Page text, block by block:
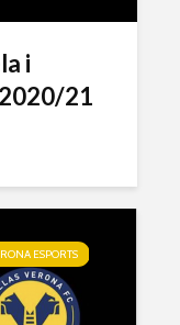
i
21
ESPORTS